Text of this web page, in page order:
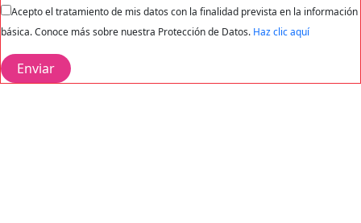
Acepto el tratamiento de mis datos con la finalidad prevista en la información
básica. Conoce más sobre nuestra Protección de Datos. Haz clic aquí